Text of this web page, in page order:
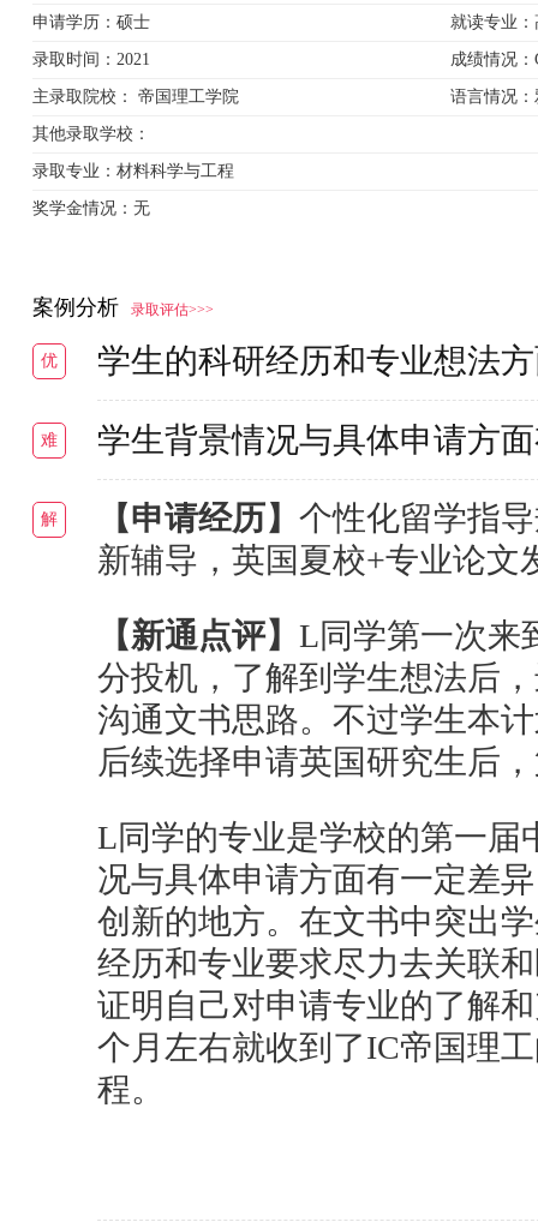
申请学历： 硕士
录取时间： 2021
主录取院校： 帝国理工学院
其他录取学校：
录取专业： 材料科学与工程
奖学金情况： 无
就读专业：
成绩情况：
语言情况：
案例分析 录取评估>>>
优 学生的科研经历和专业想法
难 学生背景情况与具体申请方
解 【申请经历】 个性化留学指
新辅导，英国夏校+专业论文
【新通点评】 L同学第一次来
分投机，了解到学生想法后
沟通文书思路。不过学生本
后续选择申请英国研究生后
L同学的专业是学校的第一届
况与具体申请方面有一定差
创新的地方。在文书中突出
经历和专业要求尽力去关联
证明自己对申请专业的了解
个月左右就收到了IC帝国理
程。